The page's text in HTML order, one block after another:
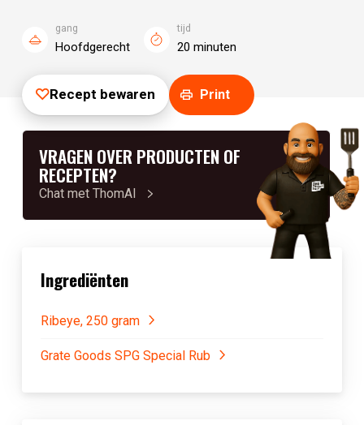
gang
Hoofdgerecht
tijd
20 minuten
Recept bewaren Print
VRAGEN OVER PRODUCTEN OF
RECEPTEN?
Chat met ThomAI
Ingrediënten
Ribeye, 250 gram
Grate Goods SPG Special Rub